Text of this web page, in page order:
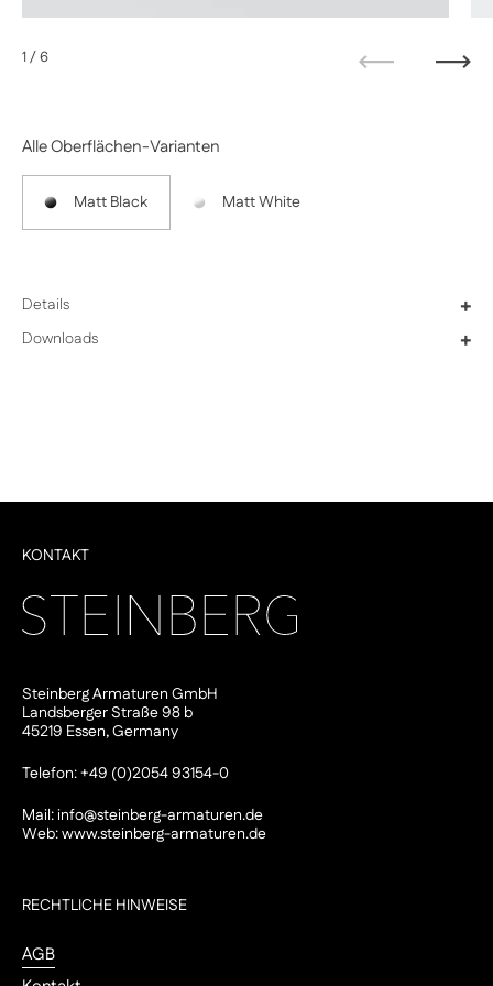
Alle Oberflächen-Varianten
Matt Black Matt White
Details +
Downloads +
1/ 6
KONTAKT
Steinberg Armaturen GmbH
Landsberger Straße 98 b
45219 Essen, Germany
Telefon: +49 (0)2054 93154-0
Mail:info@steinberg-armaturen.de
Web:www.steinberg-armaturen.de
RECHTLICHE HINWEISE
AGB